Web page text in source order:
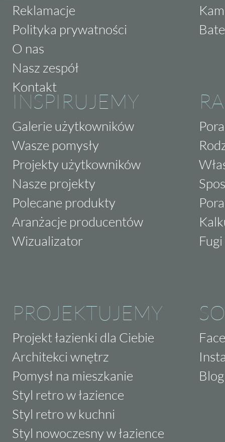
Reklamacje
Polityka prywatności
O nas
Nasz zespół
Kontakt
INSPIRUJEMY
Galerie użytkowników
Wasze pomysły
Projekty użytkowników
Nasze projekty
Polecane produkty
Aranżacje producentów
Wizualizator
PROJEKTUJEMY
Projekt łazienki dla Ciebie
Architekci wnętrz
Pomysł na mieszkanie
Styl retro w łazience
Styl retro w kuchni
Styl nowoczesny w łazience
Blog